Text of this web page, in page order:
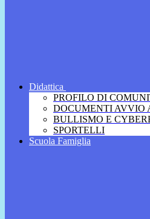
Didattica
PROFILO DI
DOCUMENTI AVVIO
BULLISMO E
SPORTELLI
Scuola Famiglia